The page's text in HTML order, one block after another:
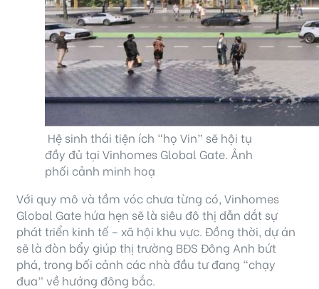
Hệ sinh thái tiện ích “họ Vin” sẽ hội tụ
đầy đủ tại Vinhomes Global Gate. Ảnh
phối cảnh minh hoạ
Với quy mô và tầm vóc chưa từng có, Vinhomes
Global Gate hứa hẹn sẽ là siêu đô thị dẫn dắt sự
phát triển kinh tế – xã hội khu vực. Đồng thời, dự án
sẽ là đòn bẩy giúp thị trường BĐS Đông Anh bứt
phá, trong bối cảnh các nhà đầu tư đang “chạy
đua” về hướng đông bắc.